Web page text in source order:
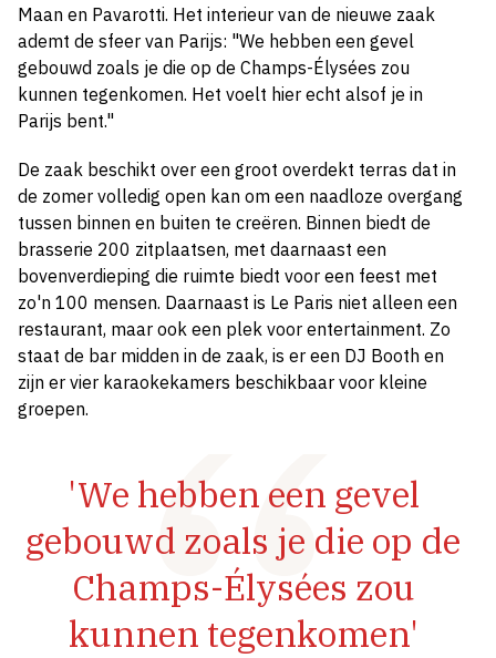
Maan en Pavarotti. Het interieur van de nieuwe zaak
ademt de sfeer van Parijs: "We hebben een gevel
gebouwd zoals je die op de Champs-Élysées zou
kunnen tegenkomen. Het voelt hier echt alsof je in
Parijs bent."
De zaak beschikt over een groot overdekt terras dat in
de zomer volledig open kan om een naadloze overgang
tussen binnen en buiten te creëren. Binnen biedt de
brasserie 200 zitplaatsen, met daarnaast een
bovenverdieping die ruimte biedt voor een feest met
zo'n 100 mensen. Daarnaast is Le Paris niet alleen een
restaurant, maar ook een plek voor entertainment. Zo
staat de bar midden in de zaak, is er een DJ Booth en
zijn er vier karaokekamers beschikbaar voor kleine
groepen.
'We hebben een gevel
gebouwd zoals je die op de
Champs-Élysées zou
kunnen tegenkomen'